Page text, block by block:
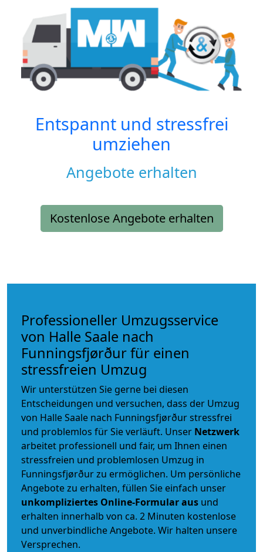
Entspannt und stressfrei
umziehen
Angebote erhalten
Kostenlose Angebote erhalten
Professioneller Umzugsservice
von Halle Saale nach
Funningsfjørður für einen
stressfreien Umzug
Wir unterstützen Sie gerne bei diesen
Entscheidungen und versuchen, dass der Umzug
von Halle Saale nach Funningsfjørður stressfrei
und problemlos für Sie verläuft. Unser Netzwerk
arbeitet professionell und fair, um Ihnen einen
stressfreien und problemlosen Umzug in
Funningsfjørður zu ermöglichen. Um persönliche
Angebote zu erhalten, füllen Sie einfach unser
unkompliziertes Online-Formular aus und
erhalten innerhalb von ca. 2 Minuten kostenlose
und unverbindliche Angebote. Wir halten unsere
Versprechen.